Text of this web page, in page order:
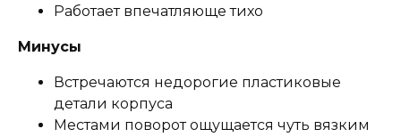
Работает впечатляюще тихо
Минусы
Встречаются недорогие пластиковые
детали корпуса
Местами поворот ощущается чуть вязким